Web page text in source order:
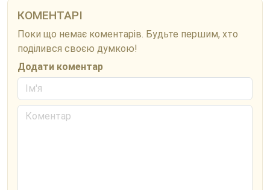
КОМЕНТАРІ
Поки що немає коментарів. Будьте першим, хто
поділився своєю думкою!
Додати коментар